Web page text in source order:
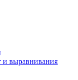
и выравнивания